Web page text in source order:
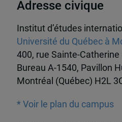
Adresse civique
Institut d’études
Université du Québec à
400, rue Sainte-Catherine
Bureau A-1540, Pavillon
Montréal (Québec) H2L
* Voir le plan du campus